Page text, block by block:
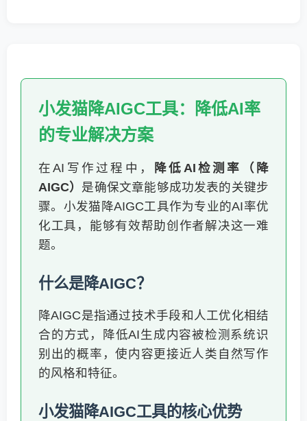
小发猫降AIGC工具：降低AI率
的专业解决方案
在AI写作过程中，
降低AI检测率（降
AIGC） 是确保文章能够成功发表的关键步
骤。小发猫降AIGC工具作为专业的AI率优
化工具，能够有效帮助创作者解决这一难
题。
什么是降AIGC？
降AIGC是指通过技术手段和人工优化相结
合的方式，降低AI生成内容被检测系统识
别出的概率，使内容更接近人类自然写作
的风格和特征。
小发猫降AIGC工具的核心优势